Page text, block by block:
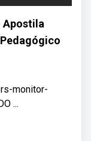
Apostila
Pedagógico
monitor-
...